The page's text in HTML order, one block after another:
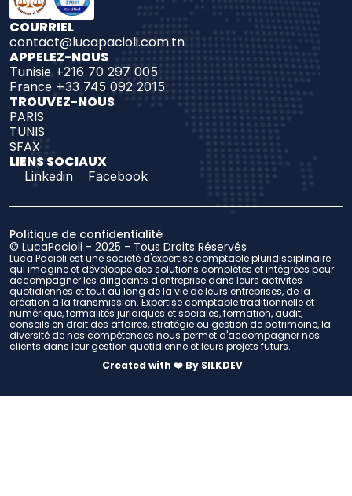
COURRIEL
contact@lucapacioli.com.tn
APPELEZ-NOUS
Tunisie +216 70 297 005
France +33 745 092 2015
TROUVEZ-NOUS
PARIS
TUNIS
SFAX
LIENS SOCIAUX
Linkedin Facebook
Politique de confidentialité
© LucaPacioli - 2025 - Tous Droits Réservés
Luca Pacioli est une société d'expertise comptable pluridisciplinaire
qui imagine et développe des solutions complètes et intégrées pour
accompagner les dirigeants d'entreprise dans leurs activités
quotidiennes et tout au long de la vie de leurs entreprises, de la
création à la transmission. Expertise comptable traditionnelle et
numérique, formalités juridiques et sociales, formation, audit,
conseils en droit des affaires, stratégie ou gestion de patrimoine, la
diversité de nos compétences nous permet d'accompagner nos
clients dans leur gestion quotidienne et leurs projets futurs.
Created with ❤️ By SILKDEV